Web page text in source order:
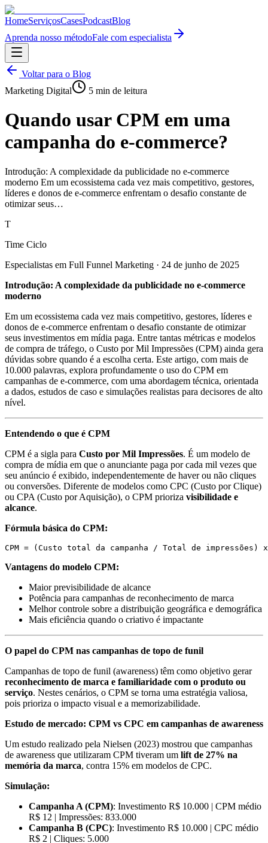
HomeServiçosCasesPodcastBlog
Aprenda nosso métodoFale com especialista
Voltar para o Blog
Marketing Digital
5 min de leitura
Quando usar CPM em uma
campanha do e-commerce?
Introdução: A complexidade da publicidade no e-commerce
moderno Em um ecossistema cada vez mais competitivo, gestores,
líderes e donos de e-commerce enfrentam o desafio constante de
otimizar seus…
T
Time Ciclo
Especialistas em Full Funnel Marketing · 24 de junho de 2025
Introdução: A complexidade da publicidade no e-commerce
moderno
Em um ecossistema cada vez mais competitivo, gestores, líderes e
donos de e-commerce enfrentam o desafio constante de otimizar
seus investimentos em mídia paga. Entre tantas métricas e modelos
de compra de tráfego, o Custo por Mil Impressões (CPM) ainda gera
dúvidas sobre quando é a escolha certa. Este artigo, com mais de
10.000 palavras, explora profundamente o uso do CPM em
campanhas de e-commerce, com uma abordagem técnica, orientada
a dados, estudos de caso e simulações realistas para decisores de alto
nível.
Entendendo o que é CPM
CPM é a sigla para Custo por Mil Impressões. É um modelo de
compra de mídia em que o anunciante paga por cada mil vezes que
seu anúncio é exibido, independentemente de haver ou não cliques
ou conversões. Diferente de modelos como CPC (Custo por Clique)
ou CPA (Custo por Aquisição), o CPM prioriza visibilidade e
alcance.
Fórmula básica do CPM:
CPM = (Custo total da campanha / Total de impressões)
Vantagens do modelo CPM:
Maior previsibilidade de alcance
Potência para campanhas de reconhecimento de marca
Melhor controle sobre a distribuição geográfica e demográfica
Mais eficiência quando o criativo é impactante
O papel do CPM nas campanhas de topo de funil
Campanhas de topo de funil (awareness) têm como objetivo gerar
reconhecimento de marca e familiaridade com o produto ou
serviço. Nestes cenários, o CPM se torna uma estratégia valiosa,
pois prioriza o impacto visual e a memorizabilidade.
Estudo de mercado: CPM vs CPC em campanhas de awareness
Um estudo realizado pela Nielsen (2023) mostrou que campanhas
de awareness que utilizaram CPM tiveram um lift de 27% na
memória da marca, contra 15% em modelos de CPC.
Simulação:
Campanha A (CPM): Investimento R$ 10.000 | CPM médio
R$ 12 | Impressões: 833.000
Campanha B (CPC): Investimento R$ 10.000 | CPC médio
R$ 2 | Cliques: 5.000